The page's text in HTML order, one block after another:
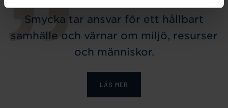
Smycka tar ansvar för ett hållbart
samhälle och värnar om miljö, resurser
och människor.
LÄS MER